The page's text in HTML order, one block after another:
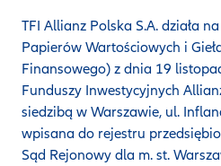
TFI Allianz Polska S.A. działa
Papierów Wartościowych i
Finansowego) z dnia 19
Funduszy Inwestycyjnych
siedzibą w Warszawie, ul.
wpisana do rejestru
Sąd Rejonowy dla m. st.